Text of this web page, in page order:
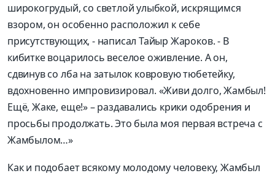
широкогрудый, со светлой улыбкой, искрящимся
взором, он особенно расположил к себе
присутствующих, - написал Тайыр Жароков. - В
кибитке воцарилось веселое оживление. А он,
сдвинув со лба на затылок ковровую тюбетейку,
вдохновенно импровизировал. «Живи долго, Жамбыл!
Ещё, Жаке, еще!» – раздавались крики одобрения и
просьбы продолжать. Это была моя первая встреча с
Жамбылом…»
Как и подобает всякому молодому человеку, Жамбыл